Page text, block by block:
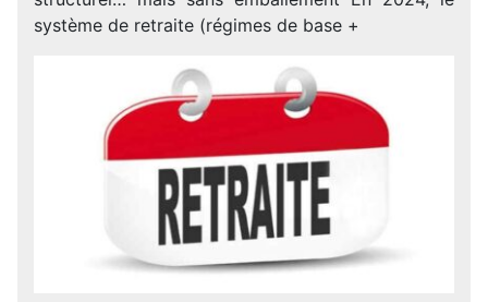
système de retraite (régimes de base +